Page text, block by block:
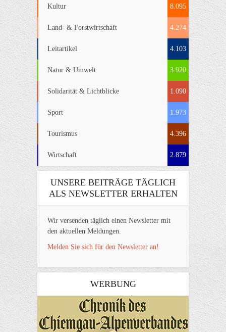
Kultur 8.095
Land- & Forstwirtschaft 4.274
Leitartikel 4.103
Natur & Umwelt 3.920
Solidarität & Lichtblicke 1.090
Sport 1.973
Tourismus 4.396
Wirtschaft 2.879
UNSERE BEITRÄGE TÄGLICH
ALS NEWSLETTER ERHALTEN
Wir versenden täglich einen Newsletter mit
den aktuellen Meldungen.
Melden Sie sich für den Newsletter an!
WERBUNG